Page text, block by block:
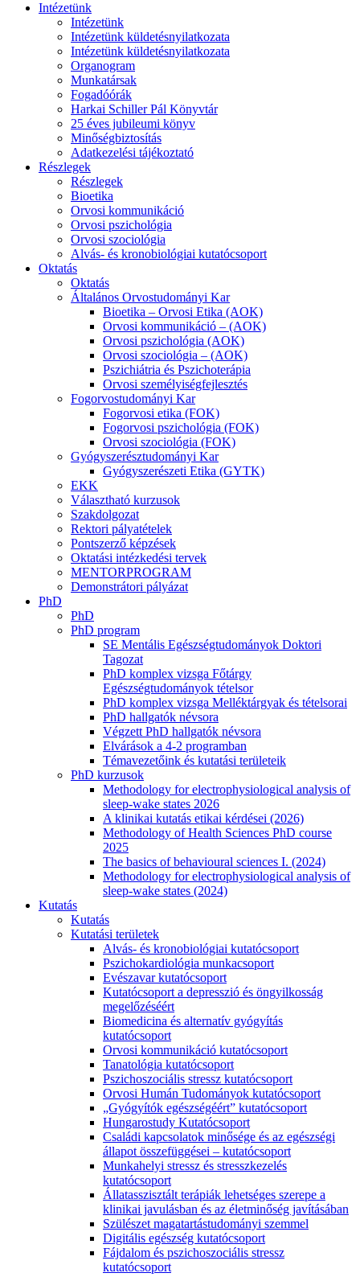
Intézetünk
Intézetünk
Intézetünk küldetésnyilatkozata
Intézetünk küldetésnyilatkozata
Organogram
Munkatársak
Fogadóórák
Harkai Schiller Pál Könyvtár
25 éves jubileumi könyv
Minőségbiztosítás
Adatkezelési tájékoztató
Részlegek
Részlegek
Bioetika
Orvosi kommunikáció
Orvosi pszichológia
Orvosi szociológia
Alvás- és kronobiológiai kutatócsoport
Oktatás
Oktatás
Általános Orvostudományi Kar
Bioetika – Orvosi Etika (AOK)
Orvosi kommunikáció – (AOK)
Orvosi pszichológia (AOK)
Orvosi szociológia – (AOK)
Pszichiátria és Pszichoterápia
Orvosi személyiségfejlesztés
Fogorvostudományi Kar
Fogorvosi etika (FOK)
Fogorvosi pszichológia (FOK)
Orvosi szociológia (FOK)
Gyógyszerésztudományi Kar
Gyógyszerészeti Etika (GYTK)
EKK
Választható kurzusok
Szakdolgozat
Rektori pályatételek
Pontszerző képzések
Oktatási intézkedési tervek
MENTORPROGRAM
Demonstrátori pályázat
PhD
PhD
PhD program
SE Mentális Egészségtudományok Doktori
Tagozat
PhD komplex vizsga Főtárgy
Egészségtudományok tételsor
PhD komplex vizsga Melléktárgyak és tételsorai
PhD hallgatók névsora
Végzett PhD hallgatók névsora
Elvárások a 4-2 programban
Témavezetőink és kutatási területeik
PhD kurzusok
Methodology for electrophysiological analysis of
sleep-wake states 2026
A klinikai kutatás etikai kérdései (2026)
Methodology of Health Sciences PhD course
2025
The basics of behavioural sciences I. (2024)
Methodology for electrophysiological analysis of
sleep-wake states (2024)
Kutatás
Kutatás
Kutatási területek
Alvás- és kronobiológiai kutatócsoport
Pszichokardiológia munkacsoport
Evészavar kutatócsoport
Kutatócsoport a depresszió és öngyilkosság
megelőzéséért
Biomedicina és alternatív gyógyítás
kutatócsoport
Orvosi kommunikáció kutatócsoport
Tanatológia kutatócsoport
Pszichoszociális stressz kutatócsoport
Orvosi Humán Tudományok kutatócsoport
„Gyógyítók egészségéért” kutatócsoport
Hungarostudy Kutatócsoport
Családi kapcsolatok minősége és az egészségi
állapot összefüggései – kutatócsoport
Munkahelyi stressz és stresszkezelés
kutatócsoport
Állatasszisztált terápiák lehetséges szerepe a
klinikai javulásban és az életminőség javításában
Szülészet magatartástudományi szemmel
Digitális egészség kutatócsoport
Fájdalom és pszichoszociális stressz
kutatócsoport